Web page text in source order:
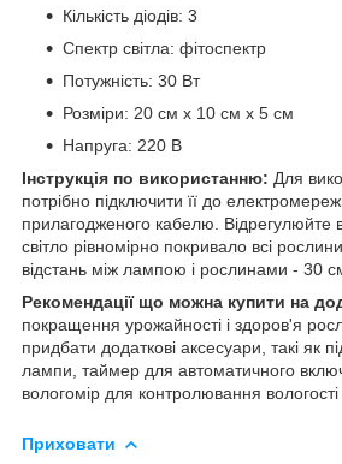
Кількість діодів: 3
Спектр світла: фітоспектр
Потужність: 30 Вт
Розміри: 20 см х 10 см х 5 см
Напруга: 220 В
Інструкція по використанню: Для
потрібно підключити її до
прилагодженого кабелю. Відрегулюйте
світло рівномірно покривало всі
відстань між лампою і рослинами - 30
Рекомендації що можна купити на
покращення урожайності і здоров'я
придбати додаткові аксесуари, такі як
лампи, таймер для автоматичного
вологомір для контролювання вологості
Приховати